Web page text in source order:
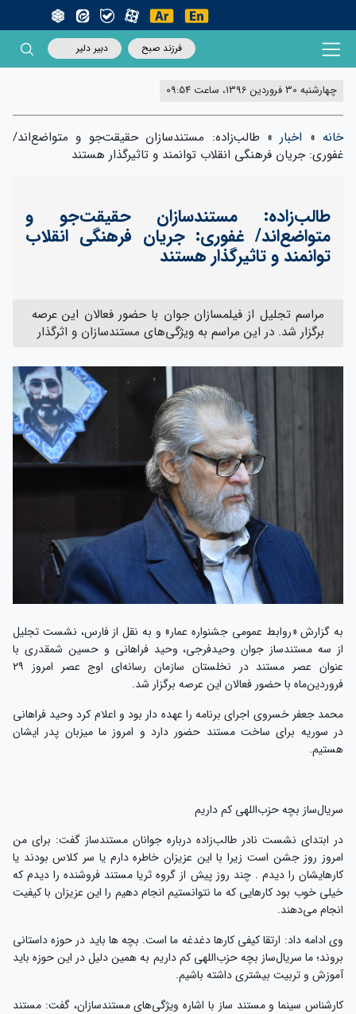
فرزند صبح دبیر دلیر
چهارشنبه 30 فروردین 1396، ساعت 09:54
خانه » اخبار »طالب‌زاده: مستندسازان حقیقت‌جو و متواضع‌اند/
غفوری: جریان فرهنگی انقلاب توانمند و تاثیرگذار هستند
طالب‌زاده: مستندسازان حقیقت‌جو و
متواضع‌اند/ غفوری: جریان فرهنگی انقلاب
توانمند و تاثیرگذار هستند
مراسم تجلیل از فیلمسازان جوان با حضور فعالان این عرصه
برگزار شد. در این مراسم به ویژگی‌های مستندسازان و اثرگذار
به گزارش «روابط عمومی جشنواره عمار» و به نقل از فارس، نشست تجلیل
از سه مستندساز جوان وحیدفرجی، وحید فراهانی و حسین شمقدری با
عنوان عصر مستند در نخلستان سازمان رسانه‌ای اوج عصر امروز ۲۹
فروردین‌ماه با حضور فعالان این عرصه برگزار شد.
محمد جعفر خسروی اجرای برنامه را عهده دار بود و اعلام کرد وحید فراهانی
در سوریه برای ساخت مستند حضور دارد و امروز ما میزبان پدر ایشان
هستیم.
سریال‌ساز بچه حزب‌اللهی کم داریم
در ابتدای نشست نادر طالب‌زاده درباره جوانان مستندساز گفت: برای من
امروز روز جشن است زیرا با این عزیزان خاطره دارم یا سر کلاس بودند یا
کارهایشان را دیدم . چند روز پیش از گروه ثریا مستند فروشنده را دیدم که
خیلی خوب بود‌ کارهایی که ما نتوانستیم انجام دهیم را این عزیزان با کیفیت
انجام می‌دهند.
وی ادامه داد: ارتقا کیفی کارها دغدغه ما است. بچه ها باید در حوزه داستانی
بروند؛ ما سریال‌ساز بچه حزب‌اللهی کم داریم به همین دلیل در این حوزه باید
آموزش و تربیت بیشتری داشته باشیم.
کارشناس سینما و مستند ساز با اشاره ویژگی‌های مستندسازان، گفت: مستند